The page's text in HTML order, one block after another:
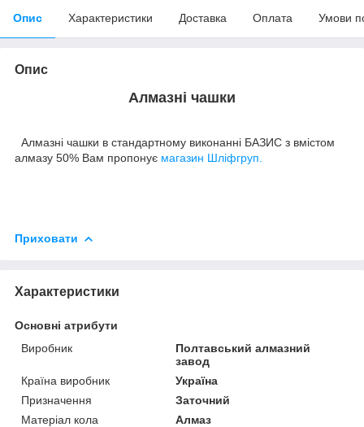
Опис Характеристики Доставка Оплата Умови
Опис
Алмазні чашки
Алмазні чашки в стандартному виконанні БАЗИС з вмістом
алмазу 50% Вам пропонує магазин Шліфгруп.
Приховати
Характеристики
Основні атрибути
Виробник
Полтавський алмазний
завод
Країна виробник
Україна
Призначення
Заточний
Матеріал кола
Алмаз